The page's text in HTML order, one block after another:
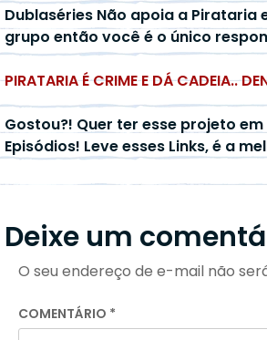
Dublaséries Não apoia a Pirataria
grupo então você é o único
PIRATARIA É CRIME E DÁ CADEIA..
Gostou?! Quer ter esse projeto
Episódios! Leve esses Links, é a
Deixe um
O seu endereço de e-mail não
COMENTÁRIO *